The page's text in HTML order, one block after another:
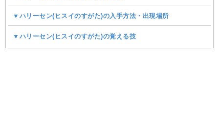
▼ハリーセン(ヒスイのすがた)の入手方法・出現場所
▼ハリーセン(ヒスイのすがた)の覚える技